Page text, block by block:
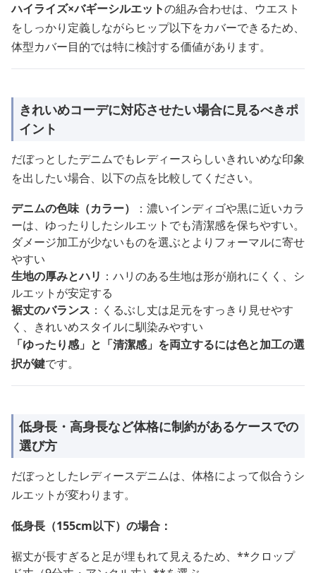
ハイライズ×バギーシルエットの組み合わせは、ウエスト
をしっかり定義しながらヒップ以下をカバーできるため、
体型カバー目的では特に検討する価値があります。
きれいめコーデに対応させたい場合に見るべきポ
イント
だぼっとしたデニムでもレディースらしいきれいめな印象
を出したい場合、以下の点を比較してください。
デニムの色味（カラー）
：濃いインディゴや黒に近いカラ
ーは、ゆったりしたシルエットでも清潔感を保ちやすい。
ダメージ加工が少ないものを選ぶとよりフォーマルに寄せ
やすい
生地の厚みとハリ ：ハリのある生地は形が崩れにくく、シ
ルエットが安定する
裾丈のバランス ：くるぶし丈は足元をすっきり見せやす
く、きれいめスタイルに馴染みやすい
「ゆったり感」と「清潔感」を両立するには色と加工の選
択が鍵です。
低身長・高身長など体格に制約があるケースでの
選び方
だぼっとしたレディースデニムは、体格によって似合うシ
ルエットが変わります。
低身長（155cm以下）の場合：
裾丈が長すぎると足が埋もれて見えるため、**クロップ